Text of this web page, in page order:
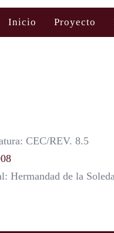
Inicio Proyecto
CEC/REV. 8.5
Hermandad de la